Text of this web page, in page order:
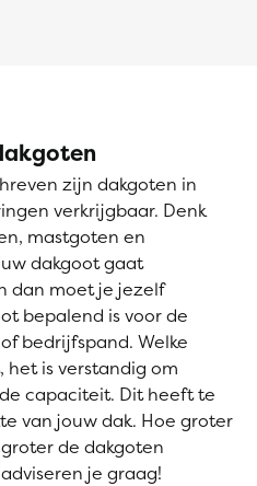
zijn dakgoten in
verkrijgbaar. Denk
mastgoten en
dakgoot gaat
dan moet je jezelf
bepalend is voor de
bedrijfspand. Welke
het is verstandig om
capaciteit. Dit heeft te
van jouw dak. Hoe groter
de dakgoten
je graag!